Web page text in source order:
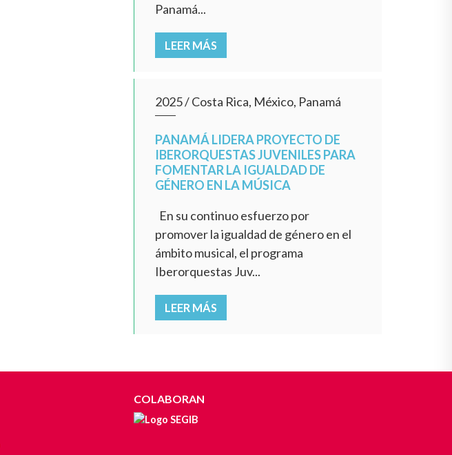
Panamá...
LEER MÁS
2025/Costa Rica, México, Panamá
PANAMÁ LIDERA PROYECTO DE
IBERORQUESTAS JUVENILES PARA
FOMENTAR LA IGUALDAD DE
GÉNERO EN LA MÚSICA
En su continuo esfuerzo por
promover la igualdad de género en el
ámbito musical, el programa
Iberorquestas Juv...
LEER MÁS
COLABORAN